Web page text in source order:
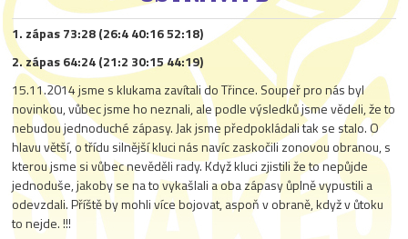
1. zápas 73:28 (26:4 40:16 52:18)
2. zápas 64:24 (21:2 30:15 44:19)
15.11.2014 jsme s klukama zavítali do Třince. Soupeř pro nás byl
novinkou, vůbec jsme ho neznali, ale podle výsledků jsme vědeli, že to
nebudou jednoduché zápasy. Jak jsme předpokládali tak se stalo. O
hlavu větší, o třídu silnější kluci nás navíc zaskočili zonovou obranou, s
kterou jsme si vůbec nevěděli rady. Když kluci zjistili že to nepůjde
jednoduše, jakoby se na to vykašlali a oba zápasy ůplně vypustili a
odevzdali. Příště by mohli více bojovat, aspoň v obraně, když v ůtoku
to nejde. !!!